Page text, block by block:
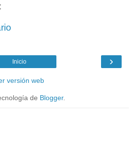
›
Inicio
versión web
de Blogger.